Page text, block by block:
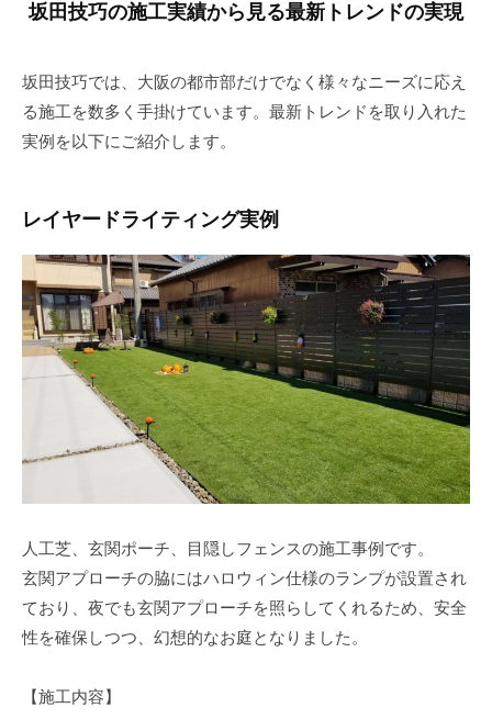
坂田技巧の施工実績から見る最新トレンドの実現
坂田技巧では、大阪の都市部だけでなく様々なニーズに応え
る施工を数多く手掛けています。最新トレンドを取り入れた
実例を以下にご紹介します。
レイヤードライティング実例
人工芝、玄関ポーチ、目隠しフェンスの施工事例です。
玄関アプローチの脇にはハロウィン仕様のランプが設置され
ており、夜でも玄関アプローチを照らしてくれるため、安全
性を確保しつつ、幻想的なお庭となりました。
【施工内容】